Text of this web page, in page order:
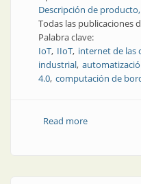
Descripción de
Todas las publicaciones
Palabra clave:
IoT IIoT internet de las
industrial
4.0 computación de
Read moreabout Uso